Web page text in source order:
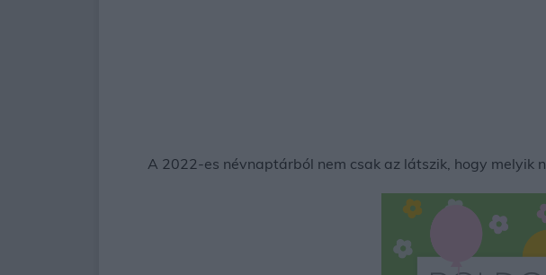
A 2022-es névnaptárból nem csak az látszik, hogy melyik